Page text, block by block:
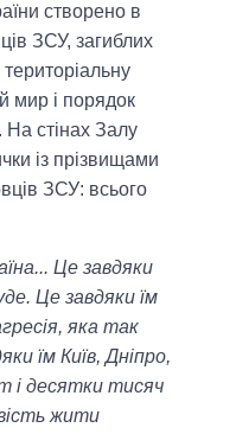
створено в
ЗСУ, загиблих
мир і порядок
На стінах Залу
із прізвищами
ЗСУ: всього
Це завдяки
Це завдяки їм
яка так
їм Київ, Дніпро,
і десятки тисяч
жити